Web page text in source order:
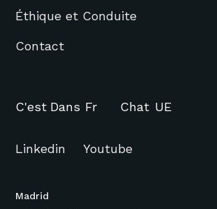
Éthique et Conduite
Contact
Madrid
C'est Dans Fr Chat UE
Linkedin Youtube